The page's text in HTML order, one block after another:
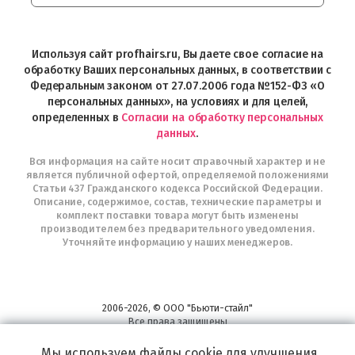
Интернет-
Telegram
Используя сайт profhairs.ru, Вы даете свое согласие на
обработку Ваших персональных данных, в соответствии с
Федеральным законом от 27.07.2006 года №152-ФЗ «О
персональных данных», на условиях и для целей,
определенных в Согласии на обработку персональных
данных.
Вся информация на сайте носит справочный характер и не
является публичной офертой, определяемой положениями
Статьи 437 Гражданского кодекса Российской Федерации.
Описание, содержимое, состав, технические параметры и
комплект поставки товара могут быть изменены
производителем без предварительного уведомления.
Уточняйте информацию у наших менеджеров.
2006-2026, © ООО "Бьюти-стайл"
Все права защищены